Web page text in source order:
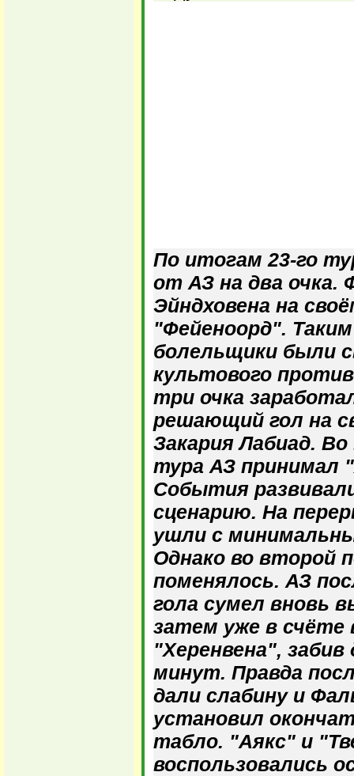
По итогам 23-го
от АЗ на два
Эйндховена на
"Фейеноорд".
болельщики были
культового
три очка
решающий гол на
Закария Лабиад.
тура АЗ принимал
События
сценарию. На
ушли с
Однако во второй
поменялось. АЗ
гола сумел вновь
затем уже в
"Херенвена",
минут. Правда
дали слабину и
установил
табло. "Аякс" и
воспользовались